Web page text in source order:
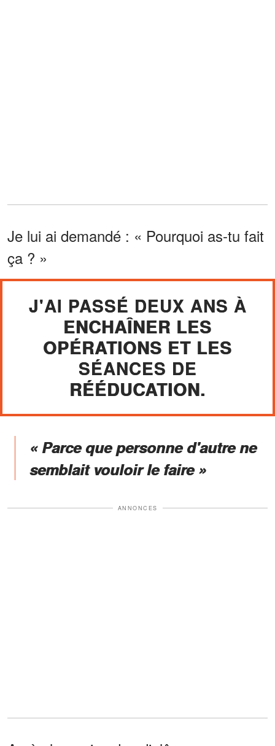
Je lui ai demandé : « Pourquoi as-tu fait
ça ? »
J'AI PASSÉ DEUX ANS À
ENCHAÎNER LES
OPÉRATIONS ET LES
SÉANCES DE
RÉÉDUCATION.
« Parce que personne d'autre ne
semblait vouloir le faire »
ANNONCES